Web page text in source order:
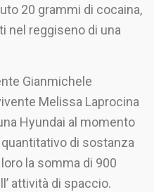
20 grammi di cocaina,
nel reggiseno di una
Gianmichele
Melissa Laprocina
Hyundai al momento
di sostanza
la somma di 900
attività di spaccio.